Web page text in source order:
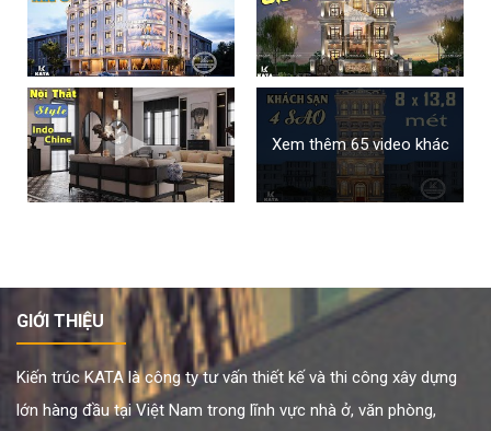
Xem thêm 65 video khác
GIỚI THIỆU
Kiến trúc KATA là công ty tư vấn thiết kế và thi công xây dựng
lớn hàng đầu tại Việt Nam trong lĩnh vực nhà ở, văn phòng,